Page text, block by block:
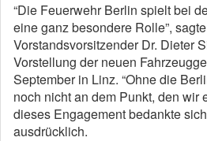
“Die Feuerwehr Berlin spielt bei
eine ganz besondere Rolle”,
Vorstandsvorsitzender Dr. Dieter
Vorstellung der neuen
September in Linz. “Ohne die
noch nicht an dem Punkt, den wir
dieses Engagement bedankte
ausdrücklich.